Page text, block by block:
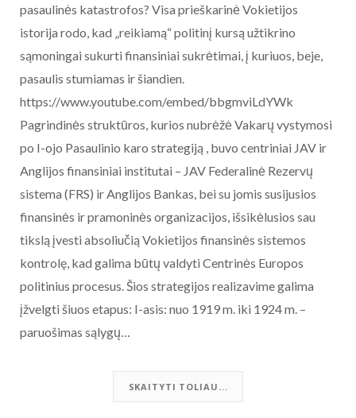
pasaulinės katastrofos? Visa prieškarinė Vokietijos
istorija rodo, kad „reikiamą“ politinį kursą užtikrino
sąmoningai sukurti finansiniai sukrėtimai, į kuriuos, beje,
pasaulis stumiamas ir šiandien.
https://www.youtube.com/embed/bbgmviLdYWk
Pagrindinės struktūros, kurios nubrėžė Vakarų vystymosi
po I-ojo Pasaulinio karo strategiją , buvo centriniai JAV ir
Anglijos finansiniai institutai – JAV Federalinė Rezervų
sistema (FRS) ir Anglijos Bankas, bei su jomis susijusios
finansinės ir pramoninės organizacijos, išsikėlusios sau
tikslą įvesti absoliučią Vokietijos finansinės sistemos
kontrolę, kad galima būtų valdyti Centrinės Europos
politinius procesus. Šios strategijos realizavime galima
įžvelgti šiuos etapus: I-asis: nuo 1919 m. iki 1924 m. –
paruošimas sąlygų…
SKAITYTI TOLIAU...